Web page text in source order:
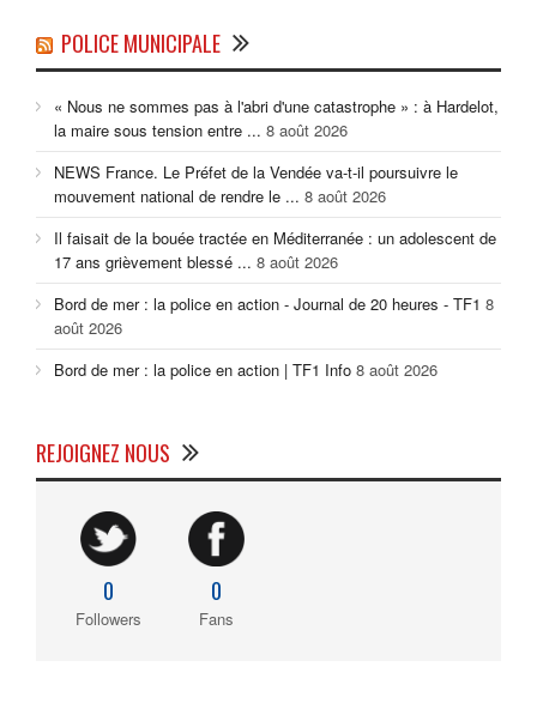
POLICE MUNICIPALE
« Nous ne sommes pas à l'abri d'une catastrophe » : à Hardelot,
la maire sous tension entre ... 8 août 2026
NEWS France. Le Préfet de la Vendée va-t-il poursuivre le
mouvement national de rendre le ... 8 août 2026
Il faisait de la bouée tractée en Méditerranée : un adolescent de
17 ans grièvement blessé ... 8 août 2026
Bord de mer : la police en action - Journal de 20 heures - TF1 8
août 2026
Bord de mer : la police en action | TF1 Info 8 août 2026
REJOIGNEZ NOUS
0
Followers
0
Fans